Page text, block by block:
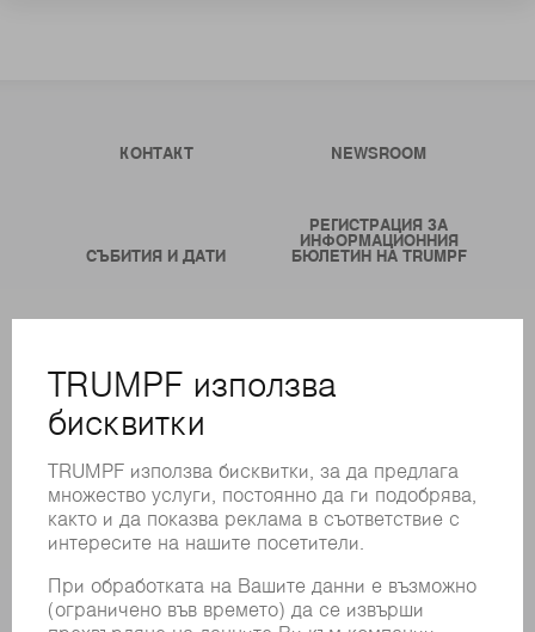
КОНТАКТ NEWSROOM
СЪБИТИЯ И ДАТИ
РЕГИСТРАЦИЯ ЗА
ИНФОРМАЦИОННИЯ
БЮЛЕТИН НА TRUMPF
ОНЛАЙН УСЛУГИ
КОНТАКТИ
ФИЛИАЛИ
РЕГИСТРИРАНЕ ЗА БЮЛЕТИН
MYTRUMPF
ИНФОРМАЦИОННИ ЛИСТОВЕ ЗА БЕЗОПАСНОСТ
ПРОДУКТИ
ЛАЗЕР
СИЛОВА ЕЛЕКТРОНИКА